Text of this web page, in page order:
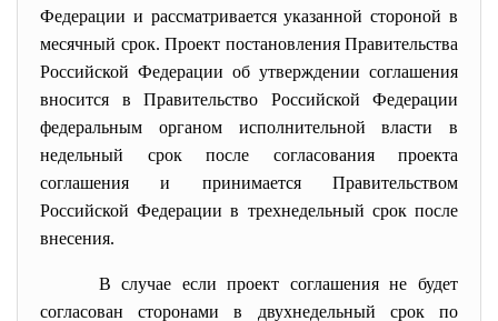
Федерации и рассматривается указанной стороной в
месячный срок. Проект постановления Правительства
Российской Федерации об утверждении соглашения
вносится в Правительство Российской Федерации
федеральным органом исполнительной власти в
недельный срок после согласования проекта
соглашения и принимается Правительством
Российской Федерации в трехнедельный срок после
внесения.
В случае если проект соглашения не будет
согласован сторонами в двухнедельный срок по